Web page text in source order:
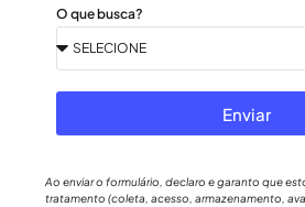
O que busca?
Enviar
Ao enviar o formulário, declaro e garanto que
tratamento (coleta, acesso, armazenamento,